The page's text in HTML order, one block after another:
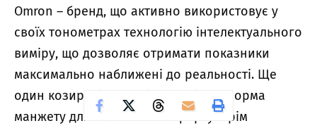
Omron – бренд, що активно використовує у
своїх тонометрах технологію інтелектуального
виміру, що дозволяє отримати показники
максимально наближені до реальності. Ще
один козир фірми – віялоподібна форма
манжету для більшого комфорту. Крім